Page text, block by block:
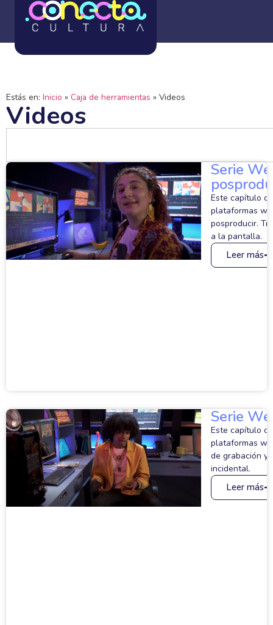
Estás en: Inicio » Caja de herramientas » Videos
Videos
Serie
Este capítulo
plataformas
posproducir.
a la pantalla.
Leer más
Serie
Este capítulo
plataformas
de grabación y
incidental.
Leer más